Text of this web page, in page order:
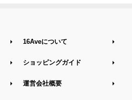
16Aveについて
ショッピングガイド
運営会社概要